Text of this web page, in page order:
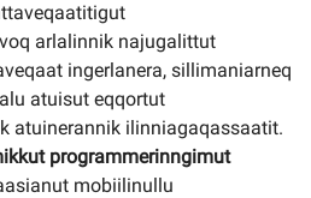
arlalinnik najugalittut
ingerlanera, sillimaniarneq
atuisut eqqortut
atuinerannik ilinniagaqassaatit.
programmerinngimut
mobiilinullu